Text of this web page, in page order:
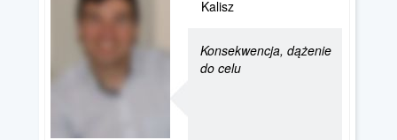
Kalisz
Konsekwencja, dążenie
do celu